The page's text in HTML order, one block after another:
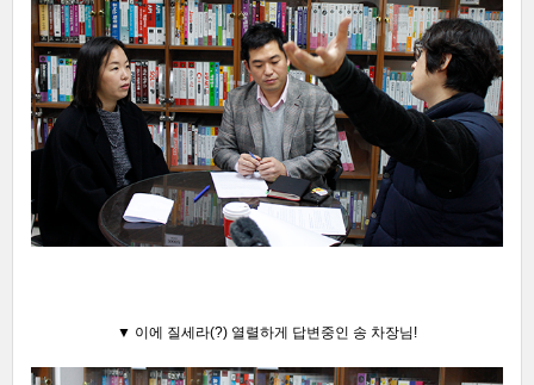
▼ 이에 질세라(?) 열렬하게 답변중인 송 차장님!